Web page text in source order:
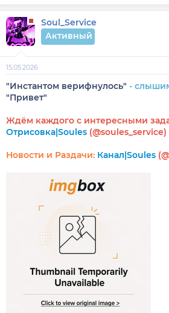
Soul_Service
Активный
15.05.2026
"Инстантом верифнулось" -
"Привет"
Ждём каждого с интересными
Отрисовка|Soules (@soules_service)
Новости и Раздачи: Канал|Soules